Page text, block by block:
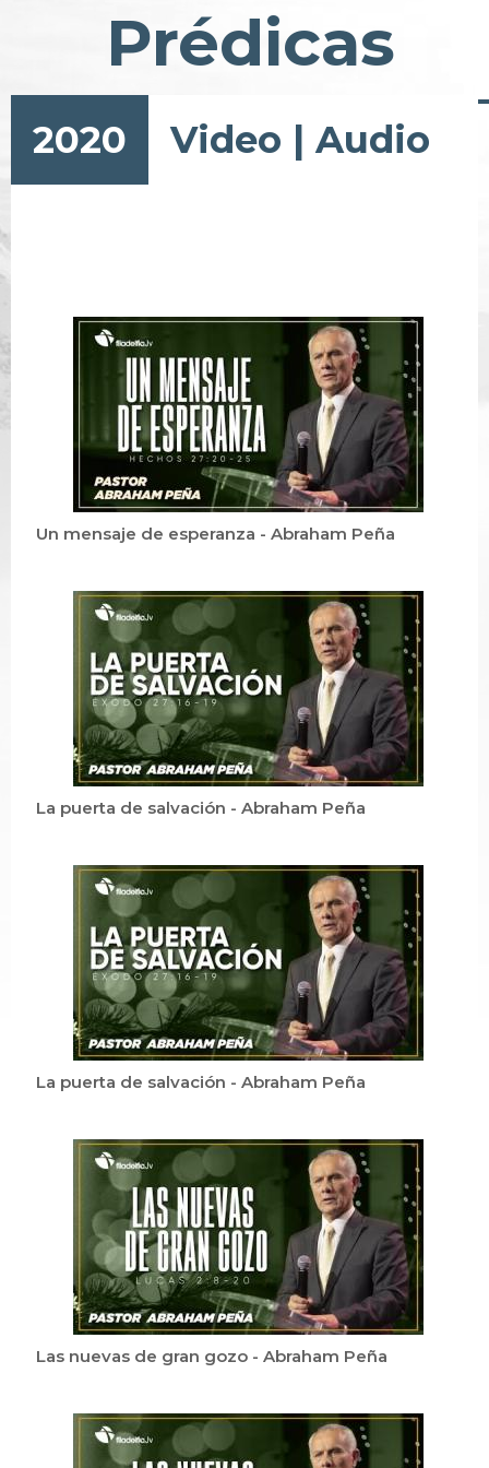
Prédicas
2020 Video | Audio
Un mensaje de esperanza - Abraham Peña
La puerta de salvación - Abraham Peña
La puerta de salvación - Abraham Peña
Las nuevas de gran gozo - Abraham Peña
Pagination